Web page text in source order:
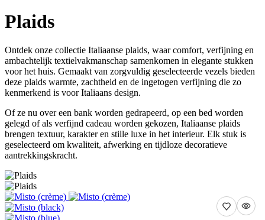
Plaids
Ontdek onze collectie Italiaanse plaids, waar comfort, verfijning en
ambachtelijk textielvakmanschap samenkomen in elegante stukken
voor het huis. Gemaakt van zorgvuldig geselecteerde vezels bieden
deze plaids warmte, zachtheid en de ingetogen verfijning die zo
kenmerkend is voor Italiaans design.
Of ze nu over een bank worden gedrapeerd, op een bed worden
gelegd of als verfijnd cadeau worden gekozen, Italiaanse plaids
brengen textuur, karakter en stille luxe in het interieur. Elk stuk is
geselecteerd om kwaliteit, afwerking en tijdloze decoratieve
aantrekkingskracht.